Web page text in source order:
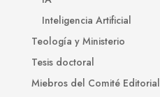
Inteligencia Artificial
Teología y Ministerio
Tesis doctoral
Miebros del Comité Editorial